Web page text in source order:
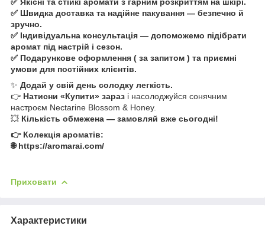
✅ Швидка доставка та надійне пакування — безпечно й
зручно.
✅ Індивідуальна консультація — допоможемо підібрати
аромат під настрій і сезон.
✅ Подарункове оформлення ( за запитом ) та приємні
умови для постійних клієнтів.
✨ Додай у свій день солодку легкість.
👉 Натисни «Купити» зараз і насолоджуйся сонячним
настроєм Nectarine Blossom & Honey.
💥 Кількість обмежена — замовляй вже сьогодні!
👉 Колекція ароматів:
🌐 https://aromarai.com/
Приховати
Характеристики